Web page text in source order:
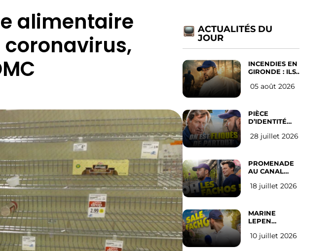
alimentaire
ACTUALITÉS DU
JOUR
INCENDIES EN
GIRONDE : ILS
D’ABANDONNER
05 août 2026
PIÈCE
D’IDENTITÉ
SUR LES
l’avis des
Français
28 juillet 2026
PROMENADE
AU CANAL
(les gauchistes
18 juillet 2026
MARINE
LEPEN
EN 2027 : l’avis
10 juillet 2026